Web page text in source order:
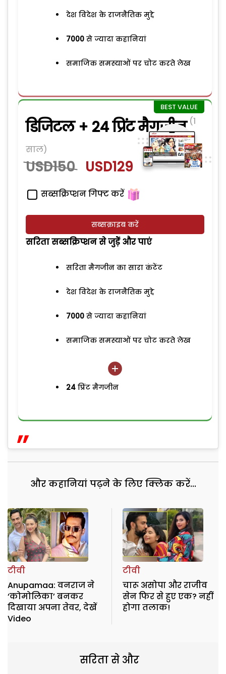
देश विदेश के राजनैतिक मुद्दे
7000से ज्यादा कहानियां
समाजिक समस्याओं पर चोट करते लेख
डिजिटल + 24 प्रिंट मैगजीन (1
साल)
USD150 USD129
सब्सक्रिप्शन गिफ्ट करें
सब्सक्राइब करें
सरिता सब्सक्रिप्शन से जुड़ेें और पाएं
सरिता मैगजीन का सारा कंटेंट
देश विदेश के राजनैतिक मुद्दे
7000से ज्यादा कहानियां
समाजिक समस्याओं पर चोट करते लेख
24प्रिंट मैगजीन
और कहानियां पढ़ने के लिए क्लिक करें...
टीवी
Anupamaa: वनराज ने
‘कोमोलिका’ बनकर
दिखाया अपना तेवर, देखें
Video
टीवी
चारू असोपा और राजीव
सेन फिर से हुए एक? नहीं
होगा तलाक!
सरिता से और